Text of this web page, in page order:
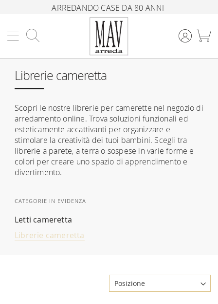
ARREDANDO CASE DA 80 ANNI
Librerie cameretta
Scopri le nostre librerie per camerette nel negozio di
arredamento online. Trova soluzioni funzionali ed
esteticamente accattivanti per organizzare e
stimolare la creatività dei tuoi bambini. Scegli tra
librerie a parete, a terra o sospese in varie forme e
colori per creare uno spazio di apprendimento e
divertimento.
CATEGORIE IN EVIDENZA
Letti cameretta
Librerie cameretta